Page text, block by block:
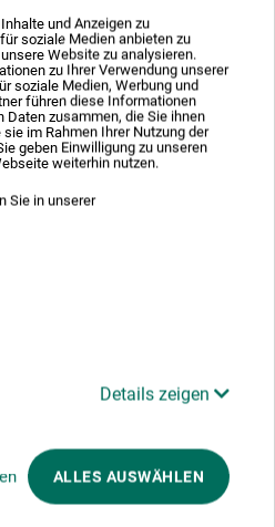
und Anzeigen zu
soziale Medien anbieten zu
Website zu analysieren.
zu Ihrer Verwendung unserer
soziale Medien, Werbung und
führen diese Informationen
zusammen, die Sie ihnen
im Rahmen Ihrer Nutzung der
geben Einwilligung zu unseren
weiterhin nutzen.
Sie in unserer
Details zeigen
ALLES AUSWÄHLEN
an jedem 1. Freitag im
richten sich an Kinder von 3 bis
Erziehungsberechtigten.
maximal 20 Teilnehmer.